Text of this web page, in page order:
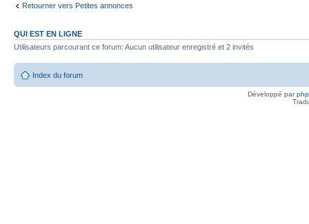
Retourner vers Petites annonces
QUI EST EN LIGNE
Utilisateurs parcourant ce forum: Aucun utilisateur enregistré et 2 invités
Index du forum
Développé par